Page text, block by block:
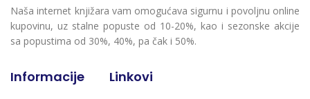
Naša internet knjižara vam omogućava sigurnu i povoljnu online
kupovinu, uz stalne popuste od 10-20%, kao i sezonske akcije
sa popustima od 30%, 40%, pa čak i 50%.
Informacije Linkovi